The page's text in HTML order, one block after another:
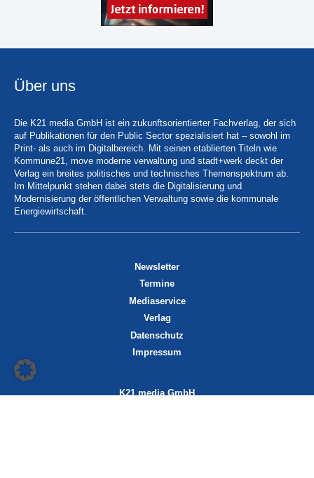
Über uns
Die K21 media GmbH ist ein zukunftsorientierter Fachverlag, der sich
auf Publikationen für den Public Sector spezialisiert hat – sowohl im
Print- als auch im Digitalbereich. Mit seinen etablierten Titeln wie
Kommune21, move moderne verwaltung und stadt+werk deckt der
Verlag ein breites politisches und technisches Themenspektrum ab.
Im Mittelpunkt stehen dabei stets die Digitalisierung und
Modernisierung der öffentlichen Verwaltung sowie die kommunale
Energiewirtschaft.
Newsletter
Termine
Mediaservice
Verlag
Datenschutz
Impressum
K21 media GmbH